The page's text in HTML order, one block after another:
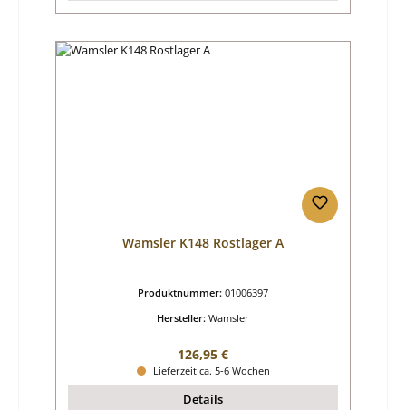
Wamsler K148 Rostlager A
Produktnummer: 01006397
Hersteller: Wamsler
Regulärer Preis:
126,95 €
Lieferzeit ca. 5-6 Wochen
Details